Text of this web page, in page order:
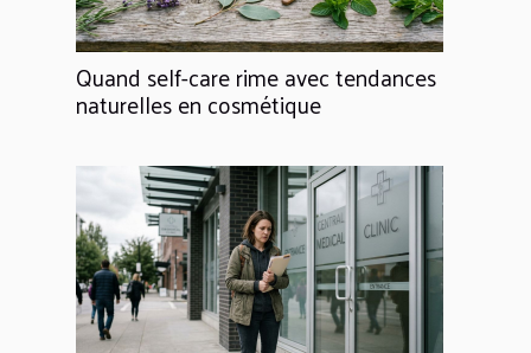
Quand self-care rime avec tendances
naturelles en cosmétique